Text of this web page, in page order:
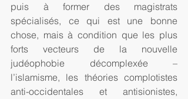
puis à former des magistrats
spécialisés, ce qui est une bonne
chose, mais à condition que les plus
forts vecteurs de la nouvelle
judéophobie décomplexée –
l’islamisme, les théories complotistes
anti-occidentales et antisionistes,